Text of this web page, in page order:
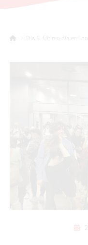
Día 5. Último día en